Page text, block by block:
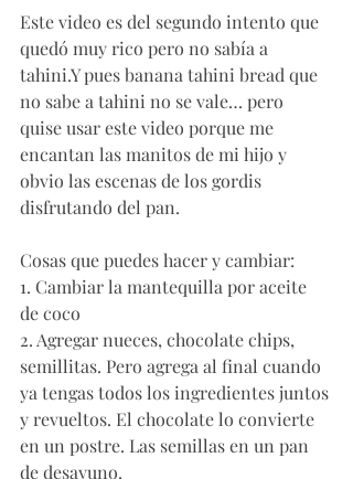
Este video es del segundo intento que
quedó muy rico pero no sabía a
tahini.Y pues banana tahini bread que
no sabe a tahini no se vale… pero
quise usar este video porque me
encantan las manitos de mi hijo y
obvio las escenas de los gordis
disfrutando del pan.
Cosas que puedes hacer y cambiar:
1. Cambiar la mantequilla por aceite
de coco
2. Agregar nueces, chocolate chips,
semillitas. Pero agrega al final cuando
ya tengas todos los ingredientes juntos
y revueltos. El chocolate lo convierte
en un postre. Las semillas en un pan
de desayuno.